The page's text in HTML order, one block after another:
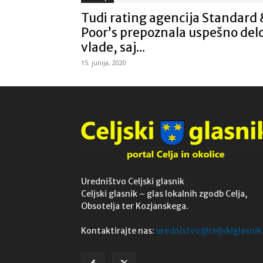
Tudi rating agencija Standard
Poor’s prepoznala uspešno
vlade, saj...
15. junija, 2020
Uredništvo Celjski glasnik
Celjski glasnik – glas lokalnih zgodb Celja,
Obsotelja ter Kozjanskega.
Kontaktirajte nas: